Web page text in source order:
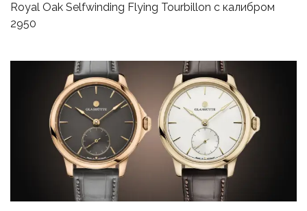
Royal Oak Selfwinding Flying Tourbillon с калибром
2950